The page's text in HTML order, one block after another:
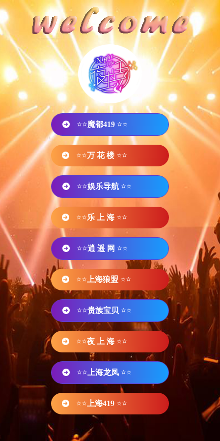
⭐⭐魔都419 ⭐⭐
⭐⭐万 花 楼 ⭐⭐
⭐⭐娱乐导航 ⭐⭐
⭐⭐乐 上 海 ⭐⭐
⭐⭐逍 遥 网 ⭐⭐
⭐⭐ 上海狼盟 ⭐⭐
⭐⭐贵族宝贝 ⭐⭐
⭐⭐夜 上 海 ⭐⭐
⭐⭐ 上海龙凤 ⭐⭐
⭐⭐ 上海419 ⭐⭐